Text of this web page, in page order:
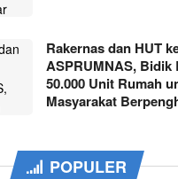
Rakernas dan HUT
ASPRUMNAS, Bidik
50.000 Unit Rumah
Masyarakat
POPULER